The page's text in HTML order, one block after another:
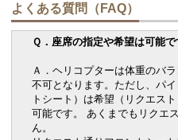
よくある質問（FAQ）
Ｑ．座席の指定や希望は可能で
Ａ．ヘリコプターは体重のバ
不可となります。ただし、パ
トシート）は希望（リクエス
可能です。 あくまでもリクエ
ん。